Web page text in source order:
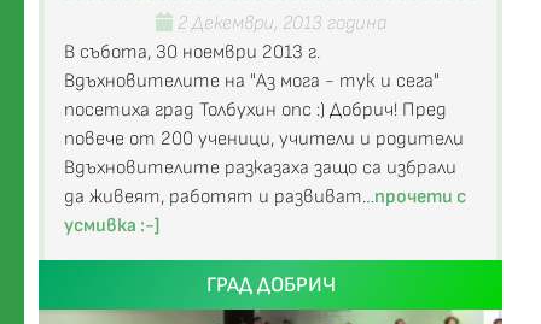
2 Декември, 2013 година
В събота, 30 ноември 2013 г.
Вдъхновителите на "Аз мога - тук и сега"
посетиха град Толбухин опс :) Добрич! Пред
повече от 200 ученици, учители и родители
Вдъхновителите разказаха защо са избрали
да живеят, работят и развиват…прочети с
усмивка :-]
ГРАД ДОБРИЧ